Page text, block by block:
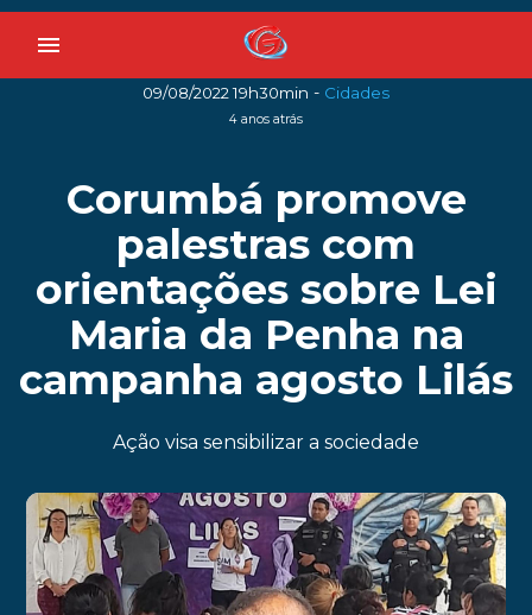
menu
09/08/2022 19h30min - Cidades
4 anos atrás
Corumbá promove
palestras com
orientações sobre Lei
Maria da Penha na
campanha agosto Lilás
Ação visa sensibilizar a sociedade